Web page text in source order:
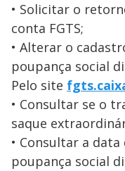
• Solicitar o
conta FGTS;
• Alterar o
poupança social
Pelo site
• Consultar se o
saque
• Consultar a
poupança social